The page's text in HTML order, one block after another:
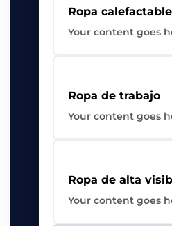
Ropa calefactable
Your content goes
Ropa de trabajo
Your content goes
Ropa de alta
Your content goes